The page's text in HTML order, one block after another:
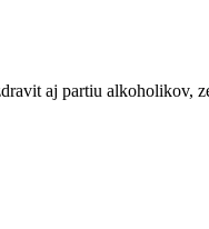
aj partiu alkoholikov,